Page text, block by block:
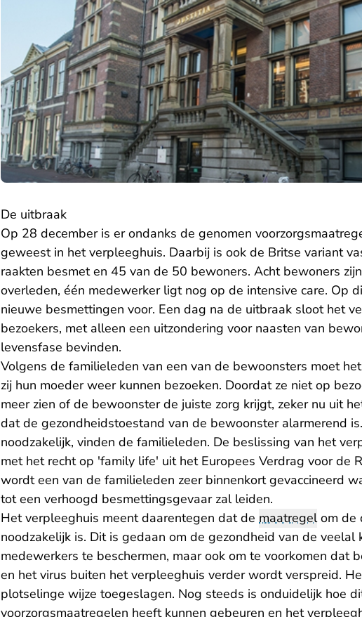
De uitbraak
Op 28 december is er ondanks de genomen
geweest in het verpleeghuis. Daarbij is ook de Britse variant
raakten besmet en 45 van de 50 bewoners. Acht bewoners
overleden, één medewerker ligt nog op de intensive care. Op
nieuwe besmettingen voor. Een dag na de uitbraak sloot het
bezoekers, met alleen een uitzondering voor naasten van
levensfase bevinden.
Volgens de familieleden van een van de bewoonsters moet
zij hun moeder weer kunnen bezoeken. Doordat ze niet op
meer zien of de bewoonster de juiste zorg krijgt, zeker nu uit
dat de gezondheidstoestand van de bewoonster alarmerend
noodzakelijk, vinden de familieleden. De beslissing van het
met het recht op 'family life' uit het Europees Verdrag voor de
wordt een van de familieleden zeer binnenkort gevaccineerd
tot een verhoogd besmettingsgevaar zal leiden.
Het verpleeghuis meent daarentegen dat de maatregelom de
noodzakelijk is. Dit is gedaan om de gezondheid van de
medewerkers te beschermen, maar ook om te voorkomen dat
en het virus buiten het verpleeghuis verder wordt verspreid.
plotselinge wijze toegeslagen. Nog steeds is onduidelijk hoe
voorzorgsmaatregelen heeft kunnen gebeuren en het